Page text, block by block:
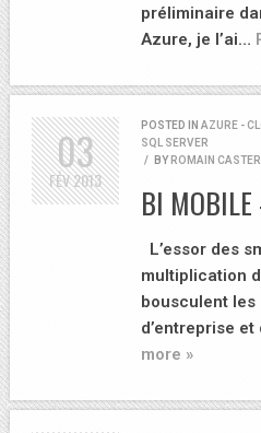
préliminaire
Azure, je l’ai…
POSTED IN AZURE -
SQL SERVER
/
BY ROMAIN
BI
L’essor des
multiplication
bousculent les
d’entreprise
more »
03
FÉV2013